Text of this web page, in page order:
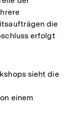
die
erfolgt
sieht die
einem